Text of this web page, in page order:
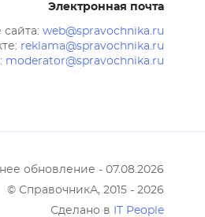
Электронная почта
web@spravochnika.ru
reklama@spravochnika.ru
moderator@spravochnika.ru
обновление - 07.08.2026
© СправочникА, 2015 - 2026
Сделано в
IT People